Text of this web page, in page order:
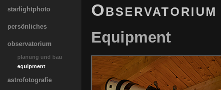
starlightphoto
persönliches
observatorium
planung und bau
equipment
astrofotografie
Observatorium
Equipment